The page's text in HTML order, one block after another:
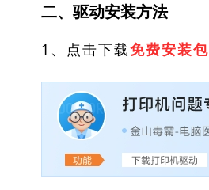
二、驱动安装方法
1、点击下载免费安装包